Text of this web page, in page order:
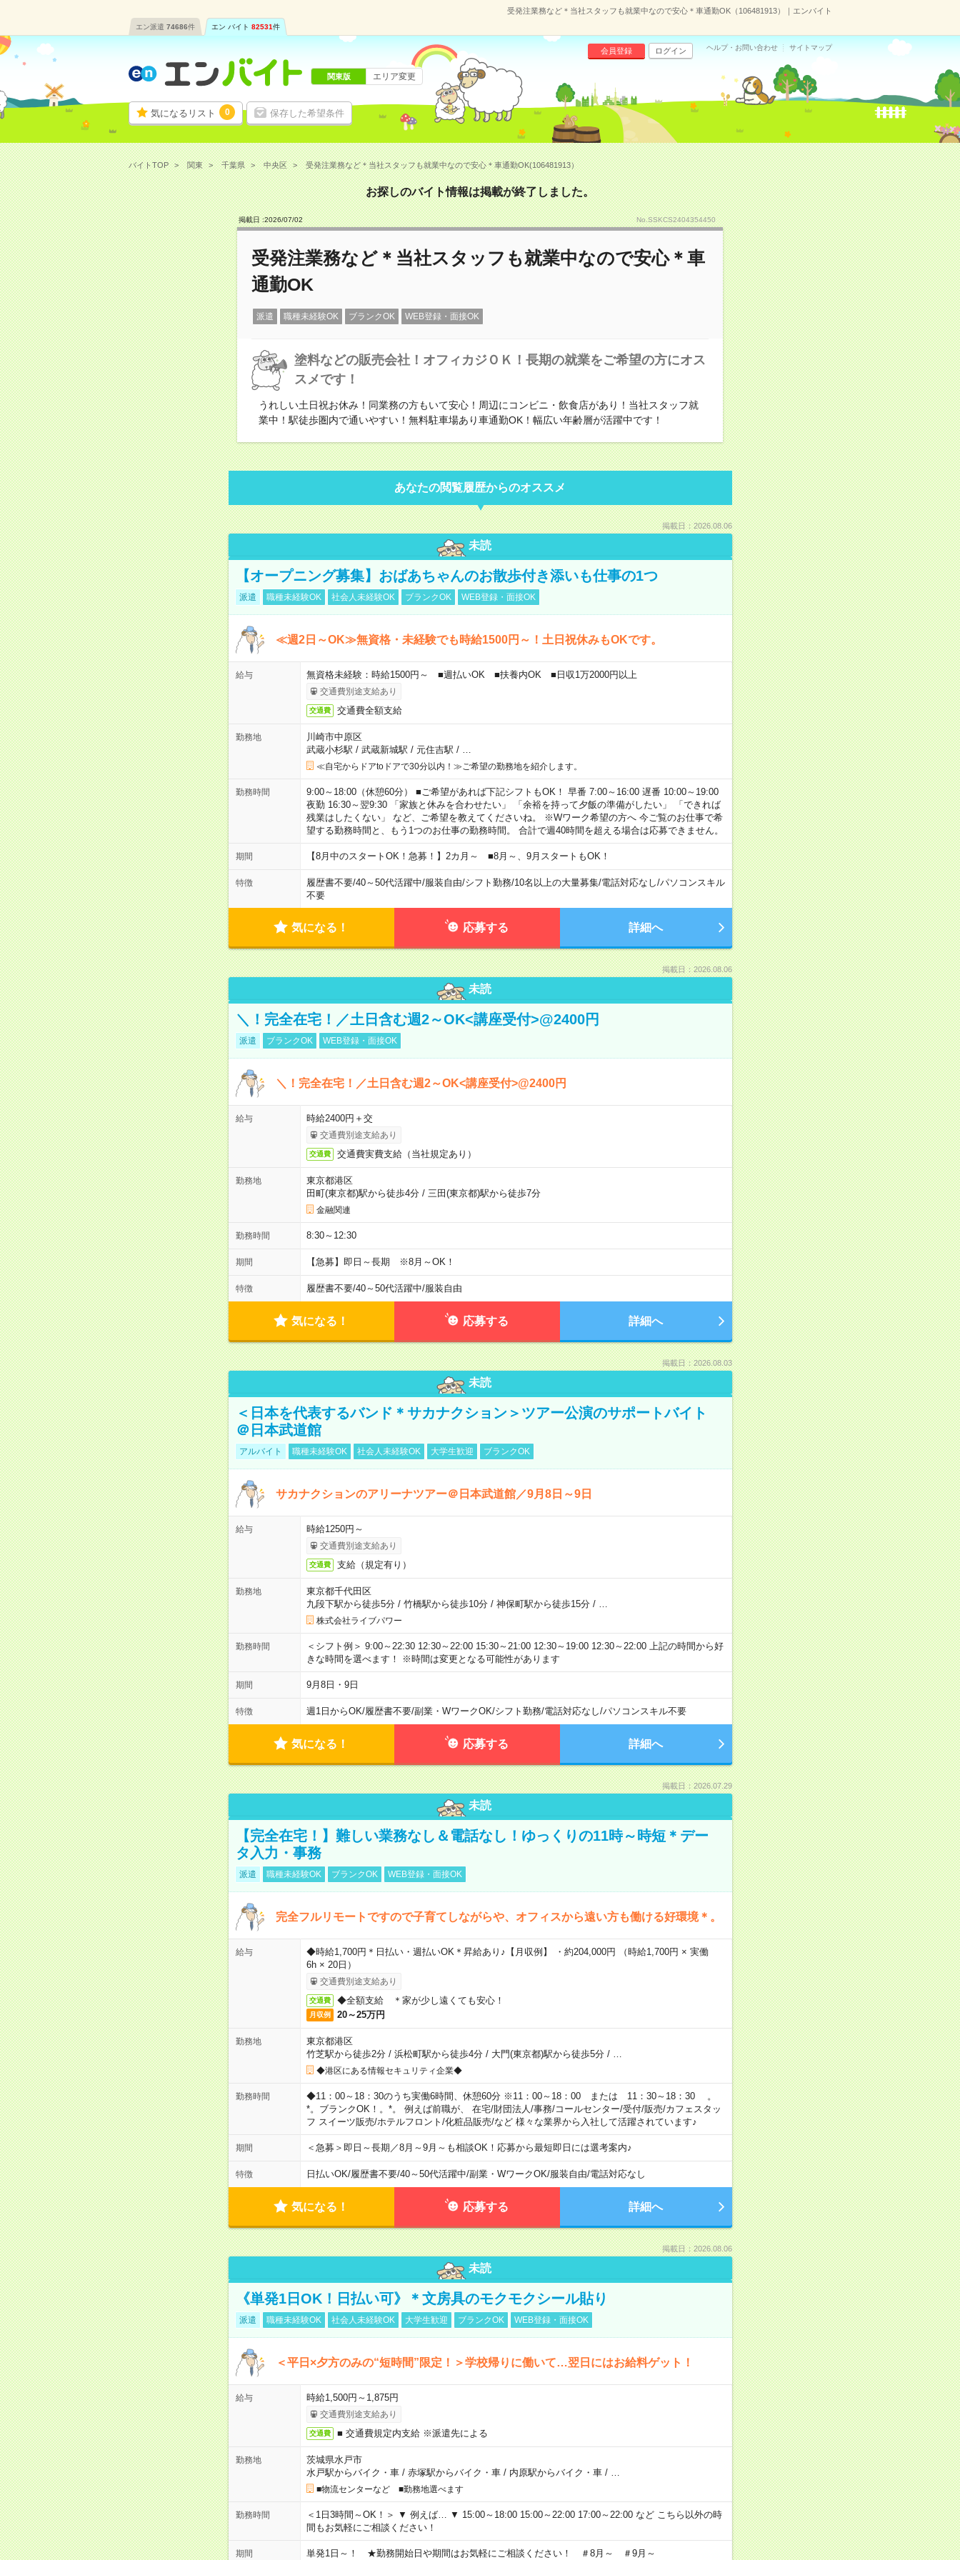
受発注業務など＊当社スタッフも就業中なので安心＊車通勤OK（106481913）｜エンバイト
エン派遣 74686件 エン バイト 82531件
気になるリスト 0 保存した希望条件
会員登録 ログイン ヘルプ・お問い合わせ サイトマップ
関東版 エリア変更
バイトTOP 関東 千葉県 中央区 受発注業務など＊当社スタッフも就業中なので安心＊車通勤OK(106481913）
お探しのバイト情報は掲載が終了しました。
掲載日 :2026/07/02 No.SSKCS2404354450
受発注業務など＊当社スタッフも就業中なので安心＊車
通勤OK
派遣 職種未経験OK ブランクOK WEB登録・面接OK
塗料などの販売会社！オフィカジＯＫ！長期の就業をご希望の方にオス
スメです！
うれしい土日祝お休み！同業務の方もいて安心！周辺にコンビニ・飲食店があり！当社スタッフ就
業中！駅徒歩圏内で通いやすい！無料駐車場あり車通勤OK！幅広い年齢層が活躍中です！
あなたの閲覧履歴からのオススメ
掲載日：2026.08.06
未読
【オープニング募集】おばあちゃんのお散歩付き添いも仕事の1つ
派遣 職種未経験OK 社会人未経験OK ブランクOK WEB登録・面接OK
≪週2日～OK≫無資格・未経験でも時給1500円～！土日祝休みもOKです。
給与 無資格未経験：時給1500円～ ■週払いOK ■扶養内OK ■日収1万2000円以上
交通費別途支給あり
交通費 交通費全額支給
勤務地
川崎市中原区
武蔵小杉駅 / 武蔵新城駅 / 元住吉駅 /
≪自宅からドアtoドアで30分以内！≫ご希望の勤務地を紹介します。
勤務時間
9:00～18:00（休憩60分） ■ご希望があれば下記シフトもOK！ 早番 7:00～16:00 遅番 10:00～19:00
夜勤 16:30～翌9:30 「家族と休みを合わせたい」 「余裕を持って夕飯の準備がしたい」 「できれば
残業はしたくない」 など、ご希望を教えてくださいね。 ※Wワーク希望の方へ 今ご覧のお仕事で希
望する勤務時間と、もう1つのお仕事の勤務時間。 合計で週40時間を超える場合は応募できません。
期間 【8月中のスタートOK！急募！】2カ月～ ■8月～、9月スタートもOK！
特徴 履歴書不要/40～50代活躍中/服装自由/シフト勤務/10名以上の大量募集/電話対応なし/パソコンスキル
不要
気になる！ 応募する 詳細へ
掲載日：2026.08.06
未読
＼！完全在宅！／土日含む週2～OK<講座受付>@2400円
派遣 ブランクOK WEB登録・面接OK
＼！完全在宅！／土日含む週2～OK<講座受付>@2400円
給与 時給2400円＋交
交通費別途支給あり
交通費 交通費実費支給（当社規定あり）
勤務地
東京都港区
田町(東京都)駅から徒歩4分/ 三田(東京都)駅から徒歩7分
金融関連
勤務時間 8:30～12:30
期間 【急募】即日～長期 ※8月～OK！
特徴 履歴書不要/40～50代活躍中/服装自由
気になる！ 応募する 詳細へ
掲載日：2026.08.03
未読
＜日本を代表するバンド＊サカナクション＞ツアー公演のサポートバイト
＠日本武道館
アルバイト 職種未経験OK 社会人未経験OK 大学生歓迎 ブランクOK
サカナクションのアリーナツアー＠日本武道館／9月8日～9日
給与 時給1250円～
交通費別途支給あり
交通費 支給（規定有り）
勤務地
東京都千代田区
九段下駅から徒歩5分/ 竹橋駅から徒歩10分/ 神保町駅から徒歩15分/
株式会社ライブパワー
勤務時間
＜シフト例＞ 9:00～22:30 12:30～22:00 15:30～21:00 12:30～19:00 12:30～22:00 上記の時間から好
きな時間を選べます！ ※時間は変更となる可能性があります
期間 9月8日・9日
特徴 週1日からOK/履歴書不要/副業・WワークOK/シフト勤務/電話対応なし/パソコンスキル不要
気になる！ 応募する 詳細へ
掲載日：2026.07.29
未読
【完全在宅！】難しい業務なし＆電話なし！ゆっくりの11時～時短＊デー
タ入力・事務
派遣 職種未経験OK ブランクOK WEB登録・面接OK
完全フルリモートですので子育てしながらや、オフィスから遠い方も働ける好環境＊。
給与
◆時給1,700円＊日払い・週払いOK＊昇給あり♪【月収例】 ・約204,000円 （時給1,700円 × 実働
6h × 20日）
交通費別途支給あり
交通費 ◆全額支給 ＊家が少し遠くても安心！
月収例 20～25万円
勤務地
東京都港区
竹芝駅から徒歩2分/ 浜松町駅から徒歩4分/ 大門(東京都)駅から徒歩5分/
◆港区にある情報セキュリティ企業◆
勤務時間
◆11：00～18：30のうち実働6時間、休憩60分 ※11：00～18：00 または 11：30～18：30 。
*。ブランクOK！。*。 例えば前職が、 在宅/財団法人/事務/コールセンター/受付/販売/カフェスタッ
フ スイーツ販売/ホテルフロント/化粧品販売/など 様々な業界から入社して活躍されています♪
期間 ＜急募＞即日～長期／8月～9月～も相談OK！応募から最短即日には選考案内♪
特徴 日払いOK/履歴書不要/40～50代活躍中/副業・WワークOK/服装自由/電話対応なし
気になる！ 応募する 詳細へ
掲載日：2026.08.06
未読
《単発1日OK！日払い可》＊文房具のモクモクシール貼り
派遣 職種未経験OK 社会人未経験OK 大学生歓迎 ブランクOK WEB登録・面接OK
＜平日×夕方のみの“短時間”限定！＞学校帰りに働いて…翌日にはお給料ゲット！
給与 時給1,500円～1,875円
交通費別途支給あり
交通費 ■ 交通費規定内支給 ※派遣先による
勤務地
茨城県水戸市
水戸駅からバイク・車/ 赤塚駅からバイク・車/ 内原駅からバイク・車/
■物流センターなど ■勤務地選べます
勤務時間
＜1日3時間～OK！＞ ▼ 例えば… ▼ 15:00～18:00 15:00～22:00 17:00～22:00 など こちら以外の時
間もお気軽にご相談ください！
期間 単発1日～！ ★勤務開始日や期間はお気軽にご相談ください！ ＃8月～ ＃9月～